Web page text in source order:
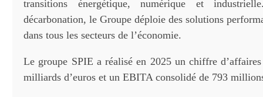
transitions énergétique, numérique et
décarbonation, le Groupe déploie des solutions
dans tous les secteurs de l’économie.
Le groupe SPIE a réalisé en 2025 un chiffre
milliards d’euros et un EBITA consolidé de 793